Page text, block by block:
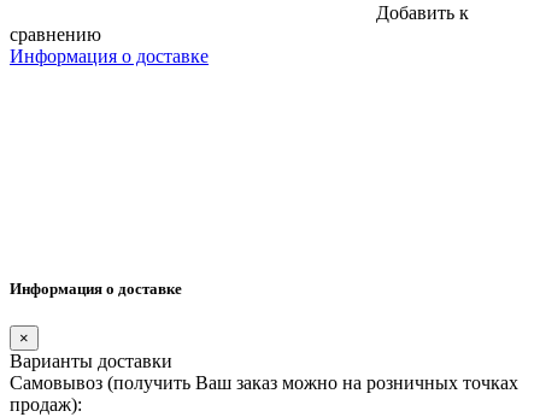
Добавить к
сравнению
Информация о доставке
Информация о доставке
×
Варианты доставки
Самовывоз (получить Ваш заказ можно на розничных точках
продаж):